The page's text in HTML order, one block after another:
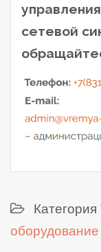
сетевой
Категория
оборудование